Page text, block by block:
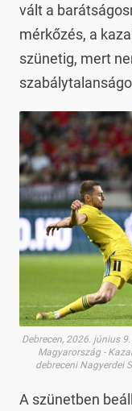
vált a
mérkőzés, a
szünetig, mert
Debrecen, 2026. június
Magyarország -
debreceni Nagyerdei
A szünetben